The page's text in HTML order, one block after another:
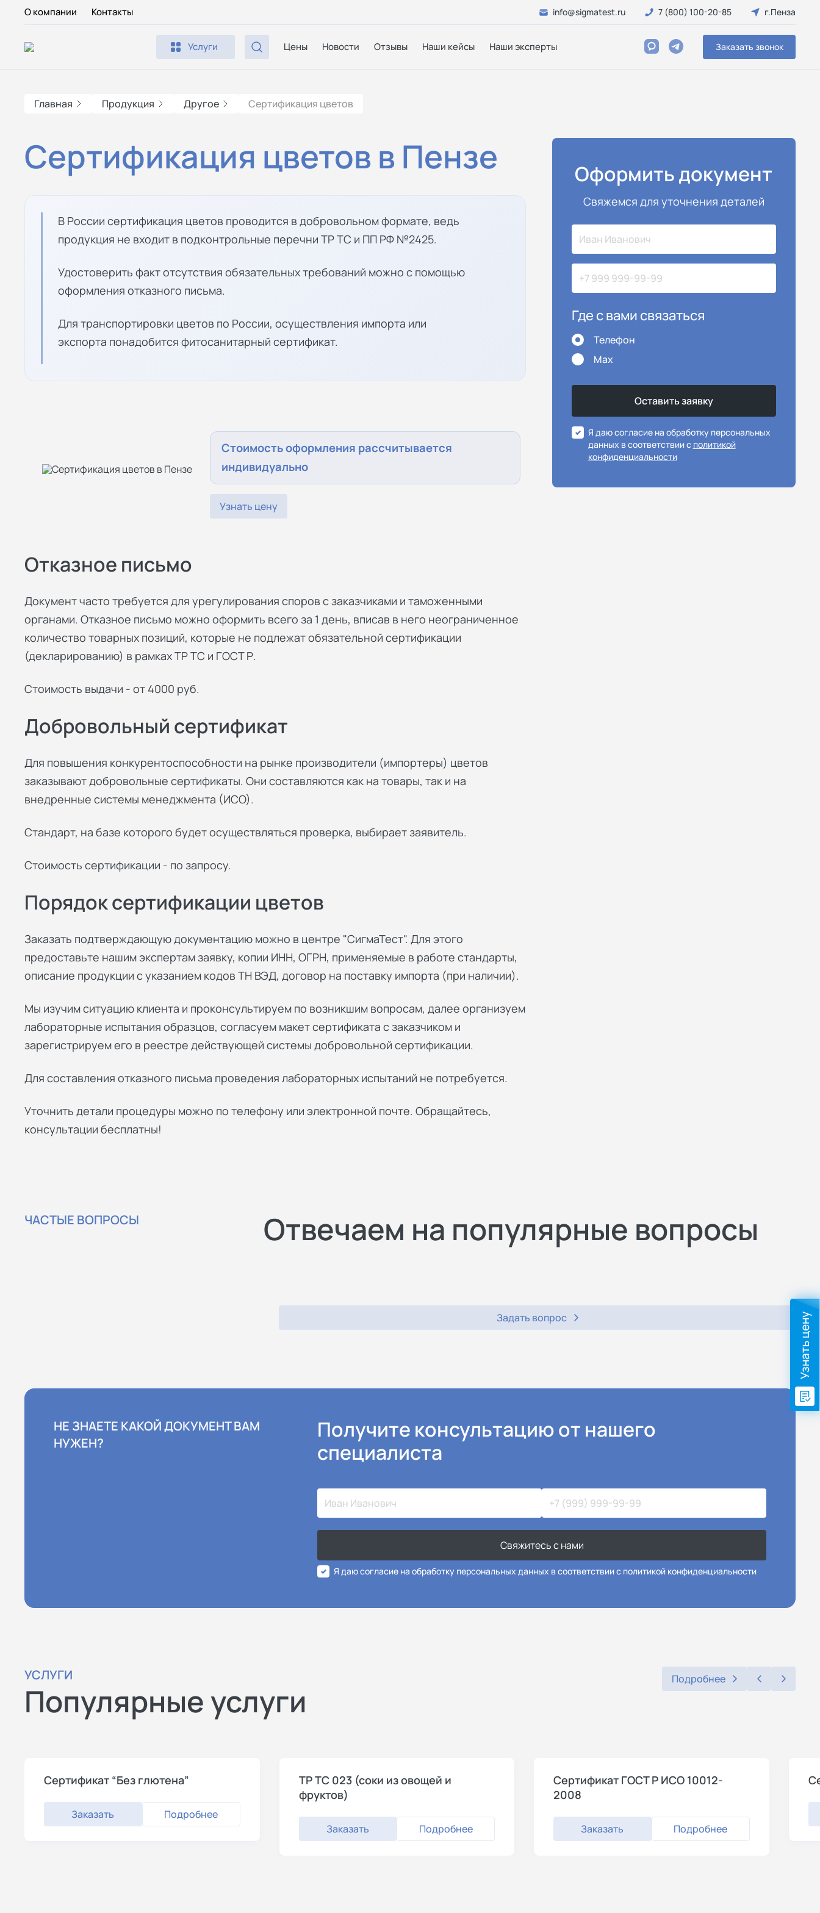
О компании Контакты info@sigmatest.ru 7 (800) 100-20-85 г.Пенза
Услуги Цены Новости Отзывы Наши кейсы Наши эксперты Заказать звонок
Главная Продукция Другое Сертификация цветов
Сертификация цветов в Пензе
В России сертификация цветов проводится в добровольном формате, ведь
продукция не входит в подконтрольные перечни ТР ТС и ПП РФ №2425.
Удостоверить факт отсутствия обязательных требований можно с помощью
оформления отказного письма.
Для транспортировки цветов по России, осуществления импорта или
экспорта понадобится фитосанитарный сертификат.
Стоимость оформления рассчитывается
индивидуально
Узнать цену
Отказное письмо
Документ часто требуется для урегулирования споров с заказчиками и таможенными
органами. Отказное письмо можно оформить всего за 1 день, вписав в него неограниченное
количество товарных позиций, которые не подлежат обязательной сертификации
(декларированию) в рамках ТР ТС и ГОСТ Р.
Стоимость выдачи - от 4000 руб.
Добровольный сертификат
Для повышения конкурентоспособности на рынке производители (импортеры) цветов
заказывают добровольные сертификаты. Они составляются как на товары, так и на
внедренные системы менеджмента (ИСО).
Стандарт, на базе которого будет осуществляться проверка, выбирает заявитель.
Стоимость сертификации - по запросу.
Порядок сертификации цветов
Заказать подтверждающую документацию можно в центре "СигмаТест". Для этого
предоставьте нашим экспертам заявку, копии ИНН, ОГРН, применяемые в работе стандарты,
описание продукции с указанием кодов ТН ВЭД, договор на поставку импорта (при наличии).
Мы изучим ситуацию клиента и проконсультируем по возникшим вопросам, далее организуем
лабораторные испытания образцов, согласуем макет сертификата с заказчиком и
зарегистрируем его в реестре действующей системы добровольной сертификации.
Для составления отказного письма проведения лабораторных испытаний не потребуется.
Уточнить детали процедуры можно по телефону или электронной почте. Обращайтесь,
консультации бесплатны!
Оформить документ
Свяжемся для уточнения деталей
Где с вами связаться
Телефон
Max
Я даю согласие на обработку персональных
данных в соответствии с политикой
конфиденциальности
ЧАСТЫЕ ВОПРОСЫ Отвечаем на популярные вопросы
Задать вопрос
НЕ ЗНАЕТЕ КАКОЙ ДОКУМЕНТ ВАМ
НУЖЕН?
Получите консультацию от нашего
специалиста
Свяжитесь с нами
Я даю согласие на обработку персональных данных в соответствии с политикой конфиденциальности
УСЛУГИ
Популярные услуги
Подробнее
Сертификат “Без глютена”
Заказать Подробнее
ТР ТС 023 (соки из овощей и
фруктов)
Заказать Подробнее
Сертификат ГОСТ Р ИСО 10012-
2008
Заказать Подробнее
Узнать цену